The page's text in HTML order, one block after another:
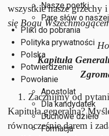
Nasze poetki
Parę słów o
Pliki do pobrania
Polityka prywatności
Polska
Potwierdzenie
Powołanie
Apostolat
Dla kandydatek
Duchowe dzieło
Formacja
wszystkie nasze grzechy
się Bogu
Kapituła
1. Zacznijmy od
Kapituła generalna?
równocześnie darem i